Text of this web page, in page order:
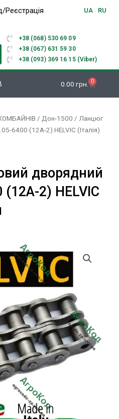
Реєстрація UA RU
+38 (068) 530 69 09
+38 (067) 631 59 30
+38 (093) 369 16 15 (Viber)
0.00 грн. 0
Кошик
/ Дон-1500 / Ланцюг
6400 (12А-2) HELVIC (Італія)
дворядний
2) HELVIC